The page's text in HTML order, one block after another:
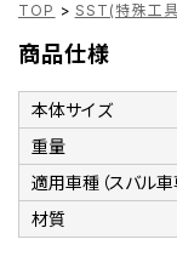
TOP > SST(特殊工
商品仕様
本体サイズ
重量
適用車種（スバル車
材質